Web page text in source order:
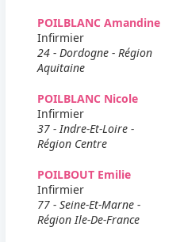
POILBLANC Amandine
Infirmier
24 - Dordogne - Région
Aquitaine
POILBLANC Nicole
Infirmier
37 - Indre-Et-Loire -
Région Centre
POILBOUT Emilie
Infirmier
77 - Seine-Et-Marne -
Région Ile-De-France